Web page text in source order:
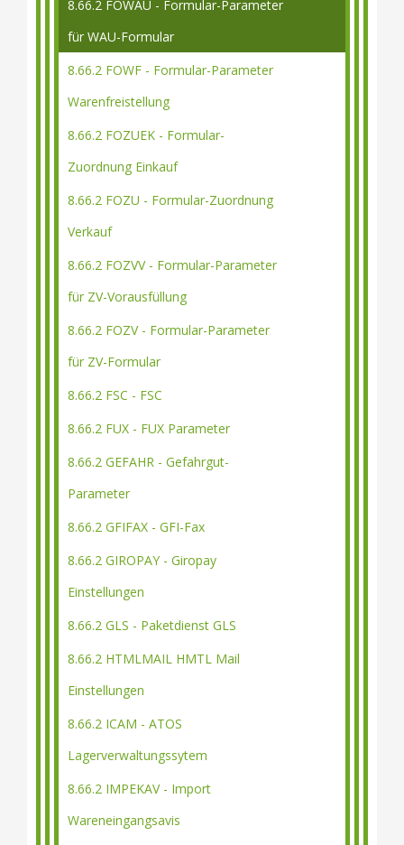
8.66.2 FOWAU - Formular-Parameter
für WAU-Formular
8.66.2 FOWF - Formular-Parameter
Warenfreistellung
8.66.2 FOZUEK - Formular-
Zuordnung Einkauf
8.66.2 FOZU - Formular-Zuordnung
Verkauf
8.66.2 FOZVV - Formular-Parameter
für ZV-Vorausfüllung
8.66.2 FOZV - Formular-Parameter
für ZV-Formular
8.66.2 FSC - FSC
8.66.2 FUX - FUX Parameter
8.66.2 GEFAHR - Gefahrgut-
Parameter
8.66.2 GFIFAX - GFI-Fax
8.66.2 GIROPAY - Giropay
Einstellungen
8.66.2 GLS - Paketdienst GLS
8.66.2 HTMLMAIL HMTL Mail
Einstellungen
8.66.2 ICAM - ATOS
Lagerverwaltungssytem
8.66.2 IMPEKAV - Import
Wareneingangsavis